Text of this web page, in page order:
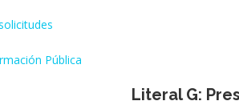
Pública
Literal G: